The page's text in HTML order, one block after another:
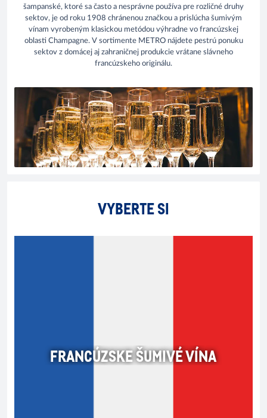
šampanské, ktoré sa často a nesprávne používa pre rozličné druhy
sektov, je od roku 1908 chránenou značkou a prislúcha šumivým
vínam vyrobeným klasickou metódou výhradne vo francúzskej
oblasti Champagne. V sortimente METRO nájdete pestrú ponuku
sektov z domácej aj zahraničnej produkcie vrátane slávneho
francúzskeho originálu.
VYBERTE SI
FRANCÚZSKE ŠUMIVÉ VÍNA